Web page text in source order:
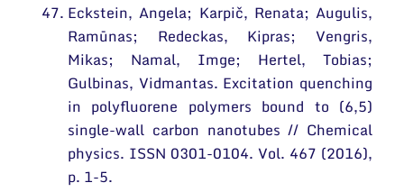
Eckstein, Angela; Karpič, Renata; Augulis,
Ramūnas; Redeckas, Kipras; Vengris,
Mikas; Namal, Imge; Hertel, Tobias;
Gulbinas, Vidmantas. Excitation quenching
in polyfluorene polymers bound to (6,5)
single-wall carbon nanotubes // Chemical
physics. ISSN 0301-0104. Vol. 467 (2016),
p. 1-5.